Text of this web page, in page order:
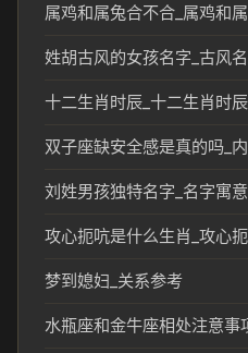
属鸡和属兔合不合_属鸡和
姓胡古风的女孩名字_古风
双子座缺安全感是真的吗_
刘姓男孩独特名字_名字寓
梦到媳妇_关系参考
水瓶座和金牛座相处注意事